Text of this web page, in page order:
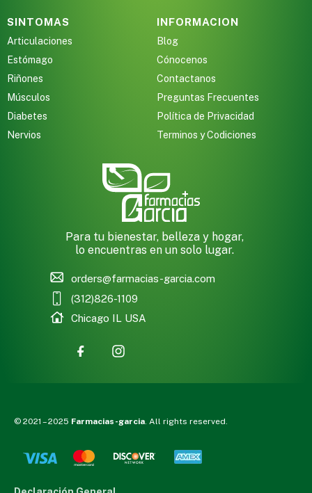
SINTOMAS
Articulaciones
Estómago
Riñones
Músculos
Diabetes
Nervios
INFORMACION
Blog
Cónocenos
Contactanos
Preguntas Frecuentes
Política de Privacidad
Terminos y Codiciones
Para tu bienestar, belleza y hogar,
lo encuentras en un solo lugar.
orders@farmacias-garcia.com
(312)826-1109
Chicago IL USA
© 2021 – 2025 Farmacias-garcia. All rights reserved.